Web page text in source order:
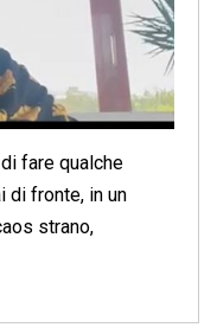
fare qualche
di fronte, in un
strano,